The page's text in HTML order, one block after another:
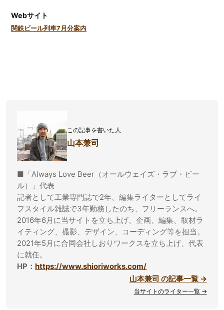
Webサイト
関鉄ビール列車7月分案内
この記事を書いた人
山本兼司
■「Always Love Beer（オールウェイズ・ラブ・ビー
ル）」代表
記者として工業専門誌で2年、編集ライターとしてライ
フスタイル雑誌で3年勤務したのち、フリーランスへ。
2016年6月に当サイトを立ち上げ、企画、編集、取材ラ
イティング、撮影、デザイン、コーディング等を担当。
2021年5月に合同会社しおりワークスを立ち上げ、代表
に就任。
HP：https://www.shioriworks.com/
山本兼司 の記事一覧 →
当サイトのライター一覧 →